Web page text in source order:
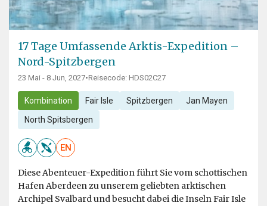
17 Tage Umfassende Arktis-Expedition –
Nord-Spitzbergen
23 Mai - 8 Jun, 2027•Reisecode: HDS02C27
Kombination Fair Isle Spitzbergen Jan Mayen
North Spitsbergen
EN
Diese Abenteuer-Expedition führt Sie vom schottischen
Hafen Aberdeen zu unserem geliebten arktischen
Archipel Svalbard und besucht dabei die Inseln Fair Isle